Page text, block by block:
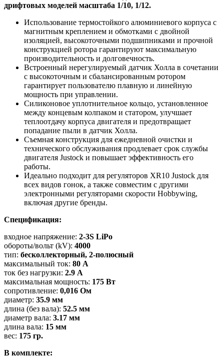
дрифтовых моделей масштаба 1/10, 1/12.
Использование термостойкого алюминиевого корпуса с
магнитным креплением и обмотками с двойной
изоляцией, высокоточными подшипниками и прочной
конструкцией ротора гарантируют максимальную
производительность и долговечность.
Встроенный нерегулируемый датчик Холла в сочетании
с высокоточным и сбалансированным ротором
гарантирует пользователю плавную и линейную
мощность при управлении.
Силиконовое уплотнительное кольцо, установленное
между концевым колпаком и статором, улучшает
теплоотдачу корпуса двигателя и предотвращает
попадание пыли в датчик Холла.
Съемная конструкция для ежедневной очистки и
технического обслуживания продлевает срок службы
двигателя Justock и повышает эффективность его
работы.
Идеально подходит для регуляторов XR10 Justock для
всех видов гонок, а также совместим с другими
электронными регуляторами скорости Hobbywing,
включая другие бренды.
Спецификация:
входное напряжение: 2-3S LiPo
обороты/вольт (kV): 4000
тип: бесколлекторный, 2-полюсный
максимальный ток: 80 А
ток без нагрузки: 2.9 А
максимальная мощность: 175 Вт
сопротивление: 0,016 Ом
диаметр: 35.9 мм
длина (без вала): 52.5 мм
диаметр вала: 3.17 мм
длина вала: 15 мм
вес: 175 гр.
В комплекте: